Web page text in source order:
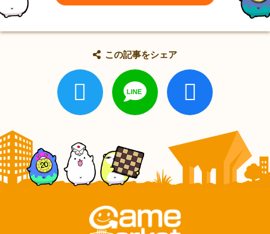
この記事をシェア